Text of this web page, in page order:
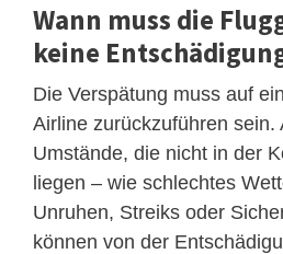
Wann muss die
keine
Die Verspätung muss auf
Airline zurückzuführen sein.
Umstände, die nicht in der
liegen – wie schlechtes
Unruhen, Streiks oder
können von der